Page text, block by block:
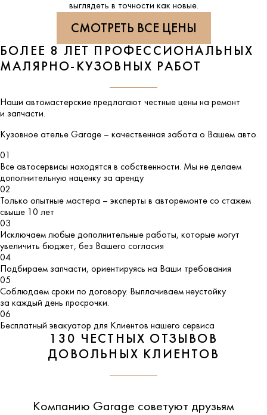
выглядеть в точности как новые.
СМОТРЕТЬ ВСЕ ЦЕНЫ
БОЛЕЕ 8 ЛЕТ ПРОФЕССИОНАЛЬНЫХ
МАЛЯРНО-КУЗОВНЫХ РАБОТ
Наши автомастерские предлагают честные цены на ремонт
и запчасти.
Кузовное ателье Garage – качественная забота о Вашем авто.
01
Все автосервисы находятся в собственности. Мы не делаем
дополнительную наценку за аренду
02
Только опытные мастера – эксперты в авторемонте со стажем
свыше 10 лет
03
Исключаем любые дополнительные работы, которые могут
увеличить бюджет, без Вашего согласия
04
Подбираем запчасти, ориентируясь на Ваши требования
05
Соблюдаем сроки по договору. Выплачиваем неустойку
за каждый день просрочки.
06
Бесплатный эвакуатор для Клиентов нашего сервиса
130 ЧЕСТНЫХ ОТЗЫВОВ
ДОВОЛЬНЫХ КЛИЕНТОВ
Компанию Garage советуют друзьям